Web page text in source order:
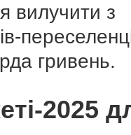
вилучити з
гривень.
2025